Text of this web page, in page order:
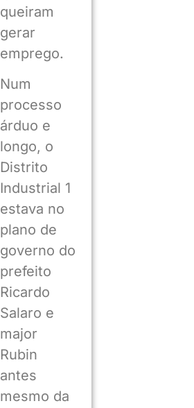
queiram
gerar
emprego.
Num
processo
árduo e
longo, o
Distrito
Industrial 1
estava no
plano de
governo do
prefeito
Ricardo
Salaro e
major
Rubin
antes
mesmo da